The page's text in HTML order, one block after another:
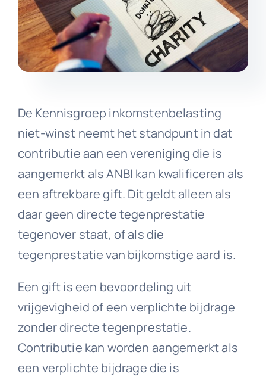
De Kennisgroep inkomstenbelasting
niet-winst neemt het standpunt in dat
contributie aan een vereniging die is
aangemerkt als ANBI kan kwalificeren als
een aftrekbare gift. Dit geldt alleen als
daar geen directe tegenprestatie
tegenover staat, of als die
tegenprestatie van bijkomstige aard is.
Een gift is een bevoordeling uit
vrijgevigheid of een verplichte bijdrage
zonder directe tegenprestatie.
Contributie kan worden aangemerkt als
een verplichte bijdrage die is